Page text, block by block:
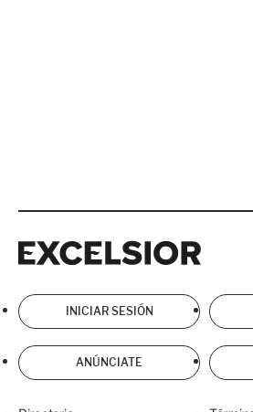
INICIAR SESIÓN
ANÚNCIATE